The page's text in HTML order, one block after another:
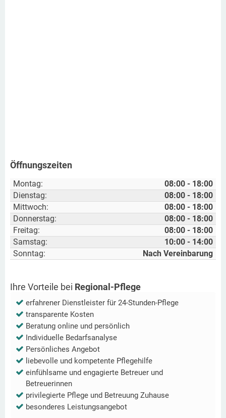
Öffnungszeiten
Montag:
08:00 - 18:00
Dienstag:
08:00 - 18:00
Mittwoch:
08:00 - 18:00
Donnerstag:
08:00 - 18:00
Freitag:
08:00 - 18:00
Samstag:
10:00 - 14:00
Sonntag:
Nach Vereinbarung
Ihre Vorteile bei Regional-Pflege
erfahrener Dienstleister für 24-Stunden-Pflege
transparente Kosten
Beratung online und persönlich
Individuelle Bedarfsanalyse
Persönliches Angebot
liebevolle und kompetente Pflegehilfe
einfühlsame und engagierte Betreuer und
Betreuerinnen
privilegierte Pflege und Betreuung Zuhause
besonderes Leistungsangebot